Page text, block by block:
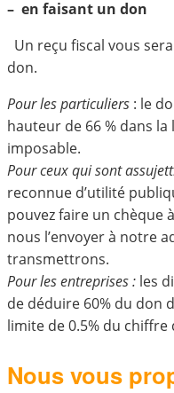
– en faisant un don
Un reçu fiscal vous
don.
Pour les particuliers : le
hauteur de 66 % dans
imposable.
Pour ceux qui sont
reconnue d’utilité
pouvez faire un chèque
nous l’envoyer à notre
transmettrons.
Pour les entreprises : les
de déduire 60% du don
limite de 0.5% du chiffre
Nous vous